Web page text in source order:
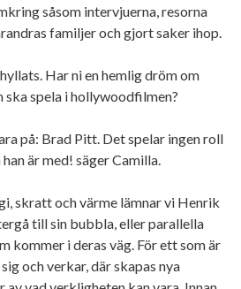
såsom intervjuerna, resorna
familjer och gjort saker ihop.
Har ni en hemlig dröm om
ska spela i hollywoodfilmen?
på: Brad Pitt. Det spelar ingen roll
är med! säger Camilla.
skratt och värme lämnar vi Henrik
till sin bubbla, eller parallella
kommer i deras väg. För ett som är
och verkar, där skapas nya